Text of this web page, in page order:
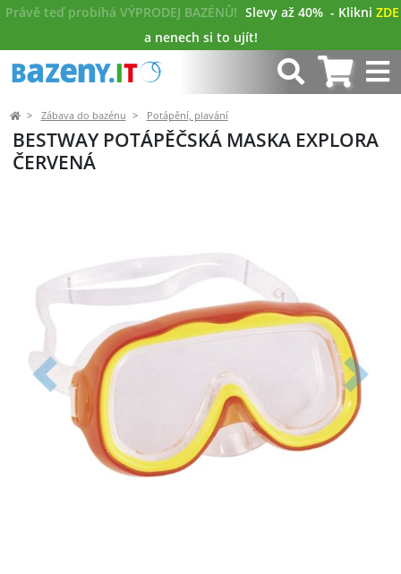
Právě teď probíhá VÝPRODEJ BAZÉNŮ! Slevy až 40% - Klikni ZDE
a nenech si to ujít!
Zábava do bazénu Potápění, plavání
BESTWAY POTÁPĚČSKÁ MASKA EXPLORA
ČERVENÁ
Předchozí Další